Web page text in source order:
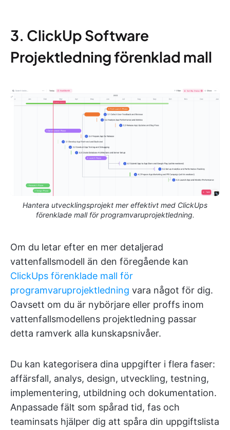
3. ClickUp Software
Projektledning förenklad mall
Hantera utvecklingsprojekt mer effektivt med ClickUps
förenklade mall för programvaruprojektledning.
Om du letar efter en mer detaljerad
vattenfallsmodell än den föregående kan
ClickUps förenklade mall för
programvaruprojektledning vara något för dig.
Oavsett om du är nybörjare eller proffs inom
vattenfallsmodellens projektledning passar
detta ramverk alla kunskapsnivåer.
Du kan kategorisera dina uppgifter i flera faser:
affärsfall, analys, design, utveckling, testning,
implementering, utbildning och dokumentation.
Anpassade fält som spårad tid, fas och
teaminsats hjälper dig att spåra din uppgiftslista